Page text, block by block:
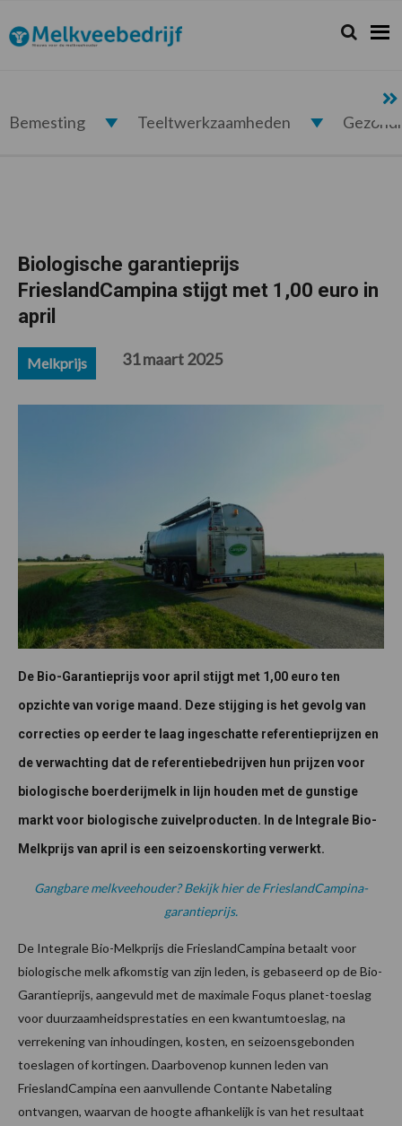
de
hoofdnavigatie
de
hoofd
de
eerste
de
voettekst
Melkveebedrijf.nl Zoeken...
Zoek
Bemesting Teeltwerkzaamheden
Biologische garantieprijs
FrieslandCampina stijgt met 1,00 euro in
april
Melkprijs 31 maart 2025
De Bio-Garantieprijs voor april stijgt met 1,00 euro ten
opzichte van vorige maand. Deze stijging is het gevolg van
correcties op eerder te laag ingeschatte referentieprijzen en
de verwachting dat de referentiebedrijven hun prijzen voor
biologische boerderijmelk in lijn houden met de gunstige
markt voor biologische zuivelproducten. In de Integrale Bio-
Melkprijs van april is een seizoenskorting verwerkt.
Gangbare melkveehouder? Bekijk hier de FrieslandCampina-
garantieprijs.
De Integrale Bio-Melkprijs die FrieslandCampina betaalt voor
biologische melk afkomstig van zijn leden, is gebaseerd op de Bio-
Garantieprijs, aangevuld met de maximale Foqus planet-toeslag
voor duurzaamheidsprestaties en een kwantumtoeslag, na
verrekening van inhoudingen, kosten, en seizoensgebonden
toeslagen of kortingen. Daarbovenop kunnen leden van
FrieslandCampina een aanvullende Contante Nabetaling
ontvangen, waarvan de hoogte afhankelijk is van het resultaat